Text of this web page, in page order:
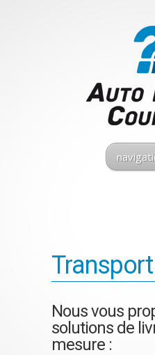
Nous vous
solutions de
mesure :